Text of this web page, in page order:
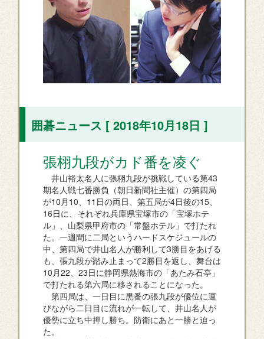
囲碁ニュース [ 2018年10月18日 ]
張栩九段がカド番を凌ぐ
井山裕太名人に張栩九段が挑戦している第43
期名人戦七番勝負（朝日新聞社主催）の第四局
が10月10、11日の両日、第五局が4日後の15、
16日に、それぞれ兵庫県宝塚市の「宝塚ホテ
ル」、山梨県甲府市の「常盤ホテル」で打たれ
た。一週間に二局というハードスケジュールの
中、第四局で井山名人が勝利して3勝目をあげる
も、張九段が踏み止まって2勝目を返し、舞台は
10月22、23日に静岡県熱海市の「あたみ石亭」
で打たれる第六局に移されることになった。
第四局は、一日目に黒番の張九段が優位に運
びながら二日目に流れが一転して、井山名人が
優勢に立ち中押し勝ち。防衛にあと一勝と迫っ
た。